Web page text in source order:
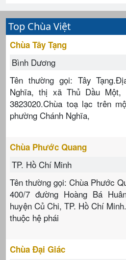
Top Chùa Việt
Chùa Tây Tạng
Bình Dương
Tên thường gọi: Tây
Nghĩa, thị xã Thủ Dầu Một,
3823020.Chùa toạ lạc trên
phường Chánh Nghĩa,
Chùa Phước Quang
TP. Hồ Chí Minh
Tên thường gọi: Chùa Phước
400/7 đường Hoàng Bá
huyện Củ Chi, TP. Hồ Chí
thuộc hệ phái
Chùa Đại Giác